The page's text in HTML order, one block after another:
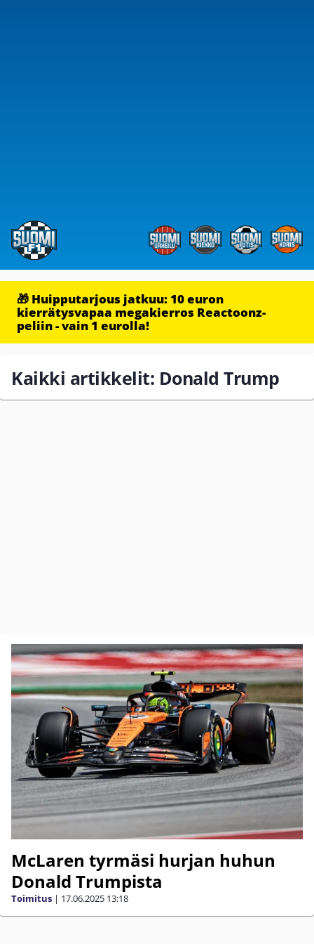
🎁 Huipputarjous jatkuu: 10 euron
kierrätysvapaa megakierros Reactoonz-
peliin - vain 1 eurolla!
Kaikki artikkelit: Donald Trump
McLaren tyrmäsi hurjan huhun
Donald Trumpista
Toimitus | 17.06.2025 13:18